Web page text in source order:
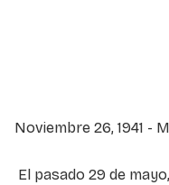
Noviembre 26, 1941 -
El pasado 29 de